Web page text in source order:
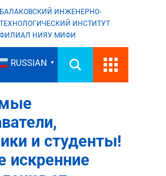
БАЛАКОВСКИЙ ИНЖЕНЕРНО-
ТЕХНОЛОГИЧЕСКИЙ ИНСТИТУТ
ФИЛИАЛ НИЯУ МИФИ
RUSSIAN ▼
и студенты!
искренние